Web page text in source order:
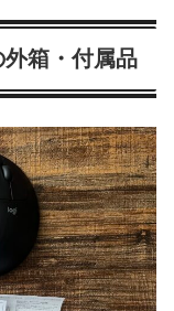
箱・付属品